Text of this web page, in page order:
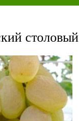
столовый